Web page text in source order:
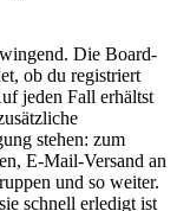
Die Board-
ob du registriert
jeden Fall erhältst
stehen: zum
E-Mail-Versand an
und so weiter.
schnell erledigt ist